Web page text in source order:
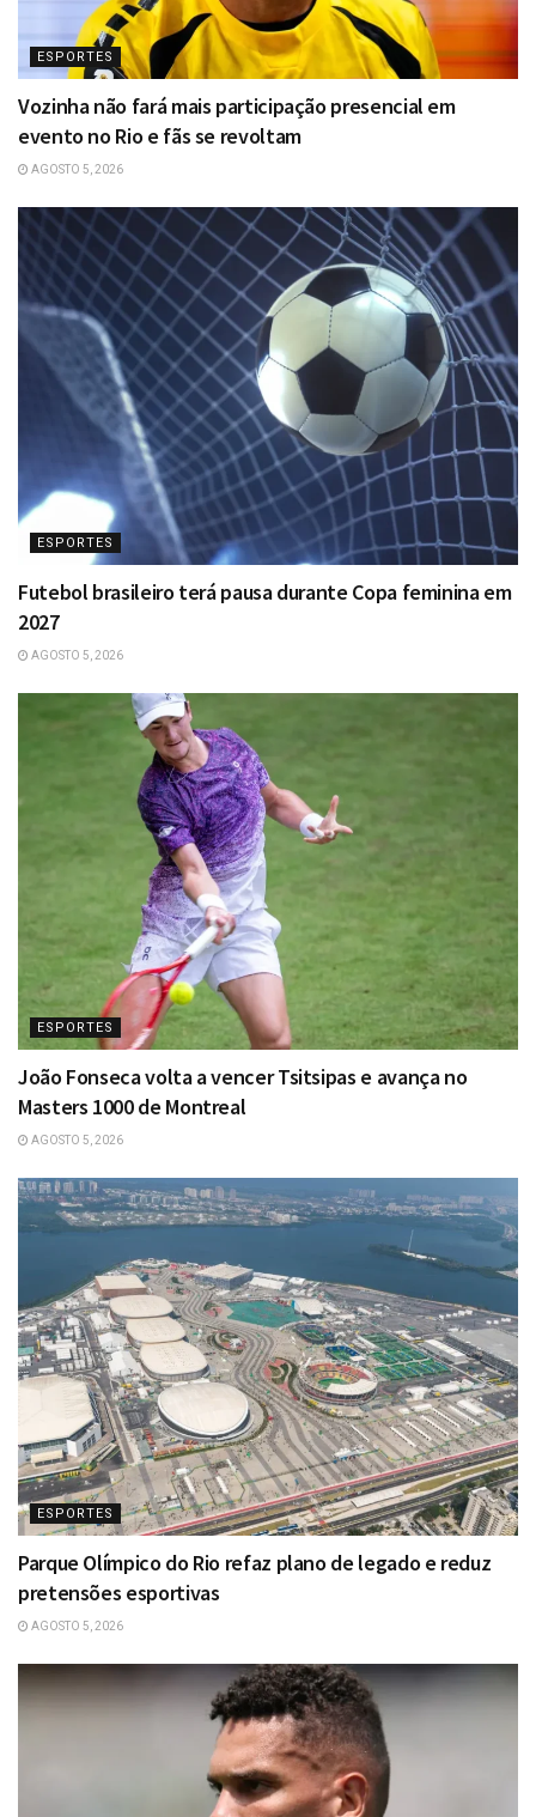
ESPORTES
Vozinha não fará mais participação presencial em
evento no Rio e fãs se revoltam
AGOSTO 5, 2026
ESPORTES
Futebol brasileiro terá pausa durante Copa feminina em
2027
AGOSTO 5, 2026
ESPORTES
João Fonseca volta a vencer Tsitsipas e avança no
Masters 1000 de Montreal
AGOSTO 5, 2026
ESPORTES
Parque Olímpico do Rio refaz plano de legado e reduz
pretensões esportivas
AGOSTO 5, 2026